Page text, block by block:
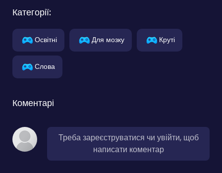
Категорії:
Освітні Для мозку Круті
Слова
Коментарі
Треба зареєструватися чи увійти, щоб
написати коментар